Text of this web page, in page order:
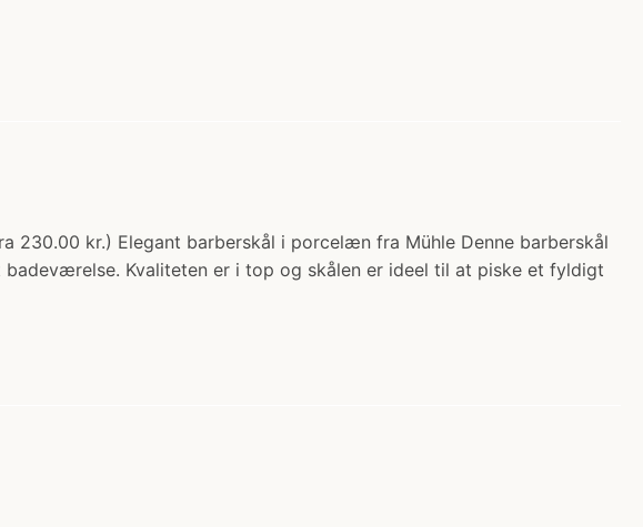
230.00 kr.) Elegant barberskål i porcelæn fra Mühle Denne barberskål
Kvaliteten er i top og skålen er ideel til at piske et fyldigt